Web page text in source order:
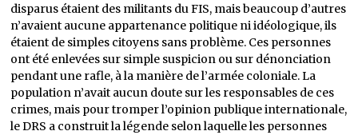
disparus étaient des militants du FIS, mais beaucoup d’autres
n’avaient aucune appartenance politique ni idéologique, ils
étaient de simples citoyens sans problème. Ces personnes
ont été enlevées sur simple suspicion ou sur dénonciation
pendant une rafle, à la manière de l’armée coloniale. La
population n’avait aucun doute sur les responsables de ces
crimes, mais pour tromper l’opinion publique internationale,
le DRS a construit la légende selon laquelle les personnes